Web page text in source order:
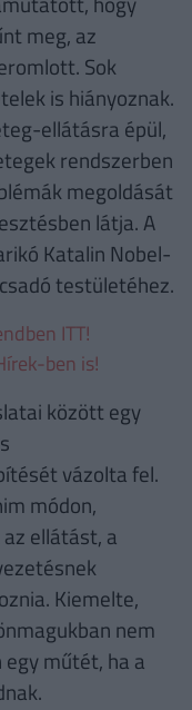
meg, az
Sok
is hiányoznak.
ellátásra épül,
rendszerben
megoldását
látja. A
Katalin Nobel-
testületéhez.
ITT!
ben is!
között egy
vázolta fel.
módon,
ellátást, a
Kiemelte,
nem
műtét, ha a